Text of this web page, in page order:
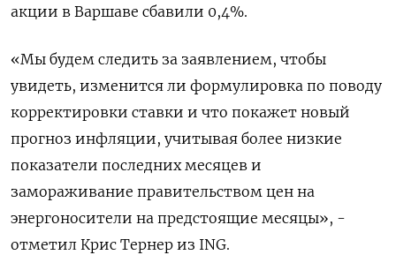
акции в Варшаве сбавили 0,4%.
«Мы будем следить за заявлением, чтобы
увидеть, изменится ли формулировка по поводу
корректировки ставки и что покажет новый
прогноз инфляции, учитывая более низкие
показатели последних месяцев и
замораживание правительством цен на
энергоносители на предстоящие месяцы», -
отметил Крис Тернер из ING.